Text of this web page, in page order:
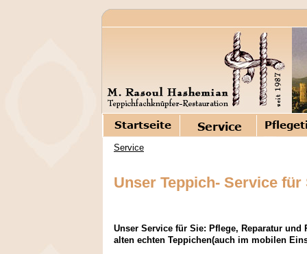
Service
Unser Teppich- Service für
Unser Service für Sie: Pflege, Reparatur und
alten echten Teppichen(auch im mobilen